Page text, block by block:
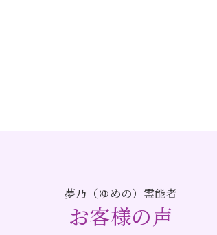
夢乃（ゆめの）霊能者
お客様の声